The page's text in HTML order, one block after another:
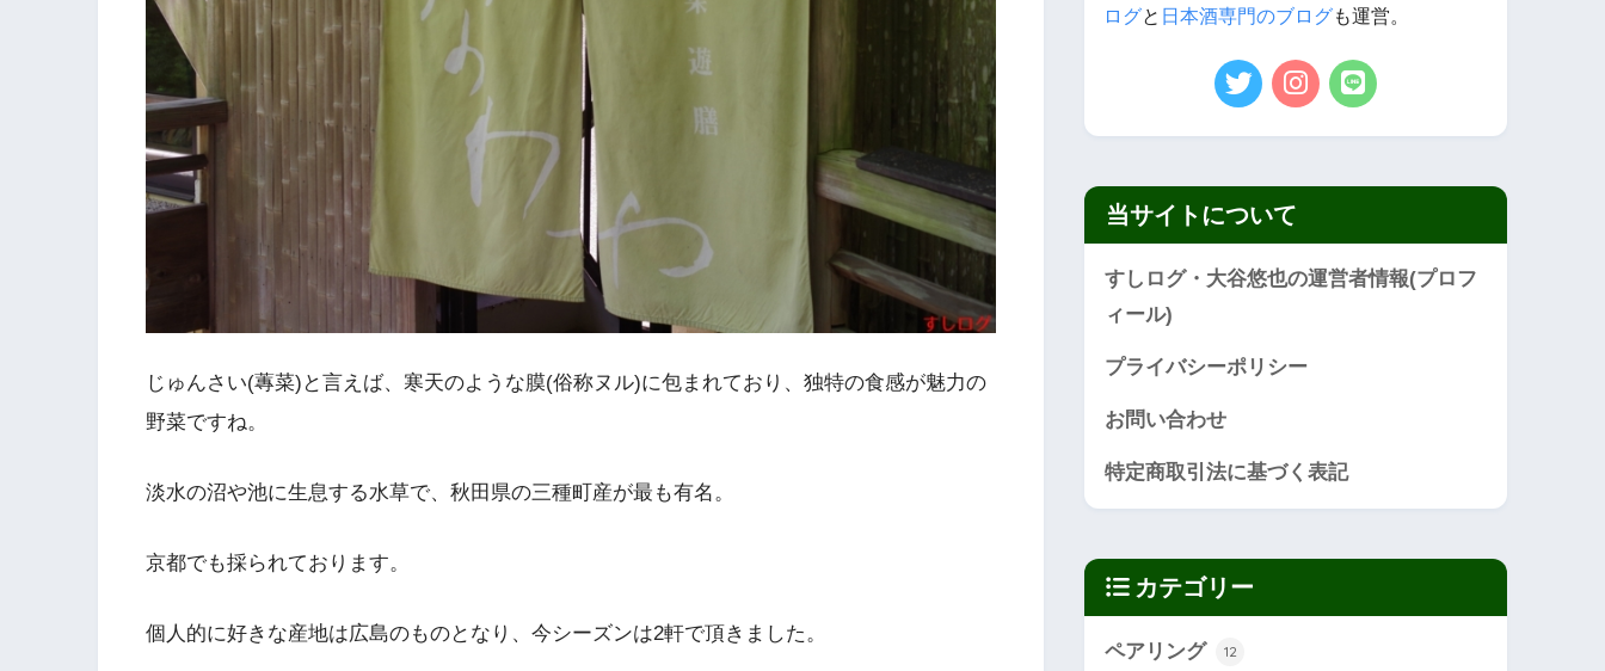
じゅんさい(蓴菜)と言えば、寒天のような膜(俗称ヌル)に包まれており、独特の食感が魅力の
野菜ですね。
淡水の沼や池に生息する水草で、秋田県の三種町産が最も有名。
京都でも採られております。
個人的に好きな産地は広島のものとなり、今シーズンは2軒で頂きました。
ログと 日本酒専門のブログも運営。
当サイトについて
すしログ・大谷悠也の運営者情報(プロフ
ィール)
プライバシーポリシー
お問い合わせ
特定商取引法に基づく表記
カテゴリー
ペアリング 12